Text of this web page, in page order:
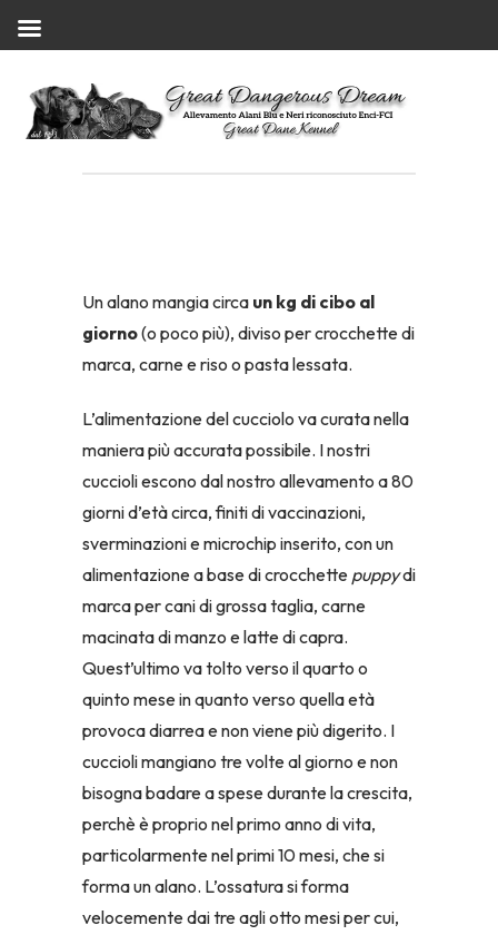
Un alano mangia circa un kg di cibo al
giorno(o poco più), diviso per crocchette di
marca, carne e riso o pasta lessata.
L’alimentazione del cucciolo va curata nella
maniera più accurata possibile. I nostri
cuccioli escono dal nostro allevamento a 80
giorni d’età circa, finiti di vaccinazioni,
sverminazioni e microchip inserito, con un
alimentazione a base di crocchette puppydi
marca per cani di grossa taglia, carne
macinata di manzo e latte di capra.
Quest’ultimo va tolto verso il quarto o
quinto mese in quanto verso quella età
provoca diarrea e non viene più digerito. I
cuccioli mangiano tre volte al giorno e non
bisogna badare a spese durante la crescita,
perchè è proprio nel primo anno di vita,
particolarmente nel primi 10 mesi, che si
forma un alano. L’ossatura si forma
velocemente dai tre agli otto mesi per cui,